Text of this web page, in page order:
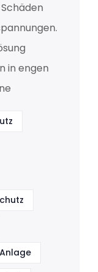
in engen